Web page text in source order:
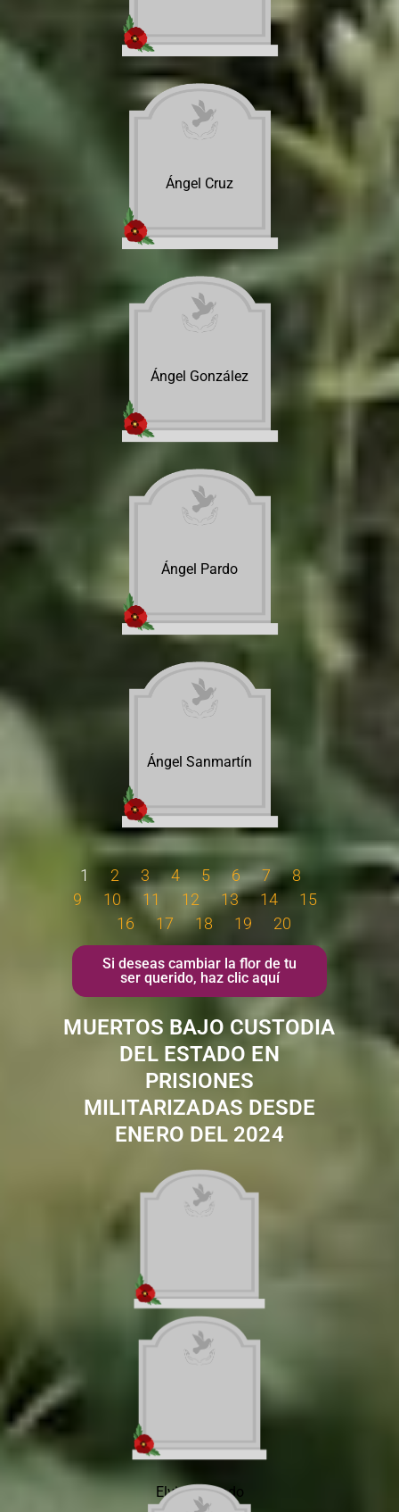
Ángel Cruz
Ángel González
Ángel Pardo
Ángel Sanmartín
1 2 3 4 5 6 7
8
9
10 11 12 13 14
15
16
17 18 19 20
Si deseas cambiar la flor de tu
ser querido, haz clic aquí
MUERTOS BAJO CUSTODIA
DEL ESTADO EN
PRISIONES
MILITARIZADAS DESDE
ENERO DEL 2024
José Briones
Elvis Rosendo